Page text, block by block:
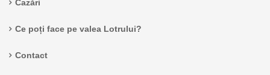
Cazări
Ce poți face pe valea Lotrului?
Contact